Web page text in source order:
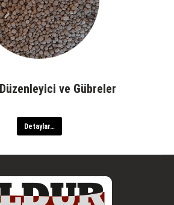
ve Gübreler
Detaylar…